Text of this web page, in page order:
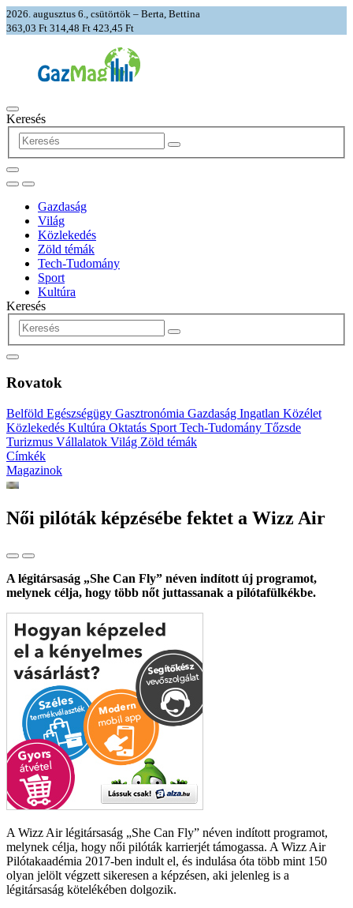
2026. augusztus 6., csütörtök – Berta, Bettina
363,03 Ft 314,48 Ft 423,45 Ft
Keresés
Gazdaság
Világ
Közlekedés
Zöld témák
Tech-Tudomány
Sport
Kultúra
Keresés
Rovatok
Belföld Egészségügy Gasztronómia Gazdaság Ingatlan Közélet
Közlekedés Kultúra Oktatás Sport Tech-Tudomány Tőzsde
Turizmus Vállalatok Világ Zöld témák
Címkék
Magazinok
Női pilóták képzésébe fektet a Wizz Air
A légitársaság „She Can Fly” néven indított új programot,
melynek célja, hogy több nőt juttassanak a pilótafülkékbe.
A Wizz Air légitársaság „She Can Fly” néven indított programot,
melynek célja, hogy női pilóták karrierjét támogassa. A Wizz Air
Pilótakaadémia 2017-ben indult el, és indulása óta több mint 150
olyan jelölt végzett sikeresen a képzésen, aki jelenleg is a
légitársaság kötelékében dolgozik.